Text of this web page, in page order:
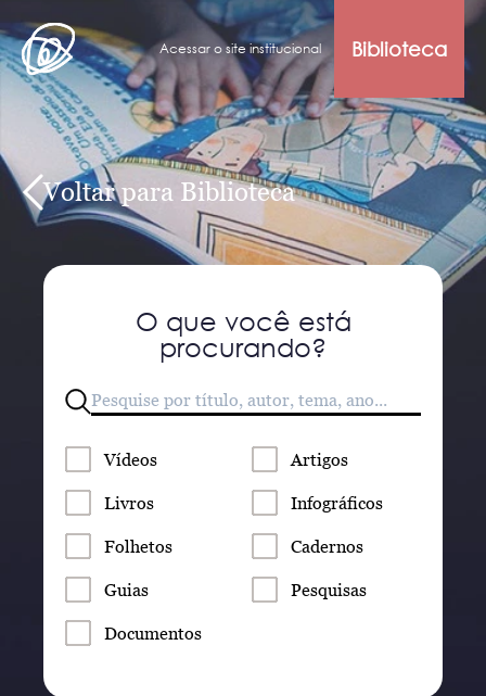
Acessar o site institucional Biblioteca
Voltar para Biblioteca
O que você está
procurando?
Vídeos Artigos
Livros Infográficos
Folhetos Cadernos
Guias Pesquisas
Documentos